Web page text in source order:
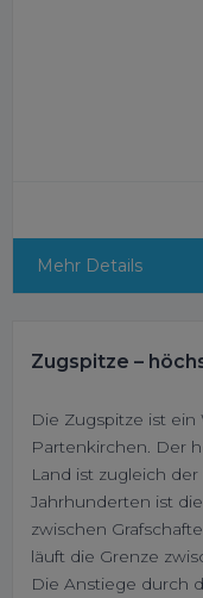
Mehr Details
Zugspitze –
Die Zugspitze ist
Partenkirchen. Der
Land ist zugleich
Jahrhunderten ist
zwischen
läuft die Grenze
Die Anstiege durch